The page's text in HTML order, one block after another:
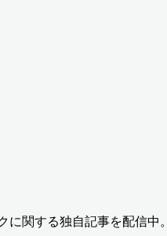
関する独自記事を配信中。